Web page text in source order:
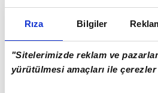
Rıza Bilgiler
"Sitelerimizde reklam ve
yürütülmesi amaçları ile çerezler